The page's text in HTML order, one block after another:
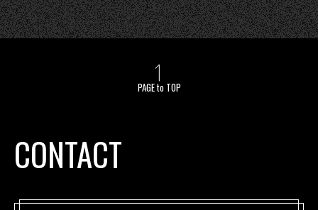
PAGE to TOP
CONTACT